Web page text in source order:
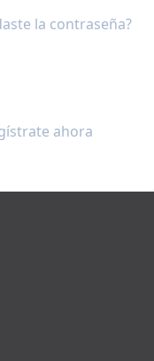
la contraseña?
ahora